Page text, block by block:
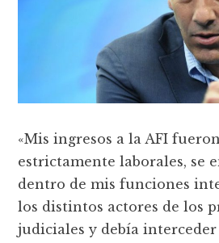
«Mis ingresos a la AFI
estrictamente laborales, se
dentro de mis funciones
los distintos actores de los
judiciales y debía